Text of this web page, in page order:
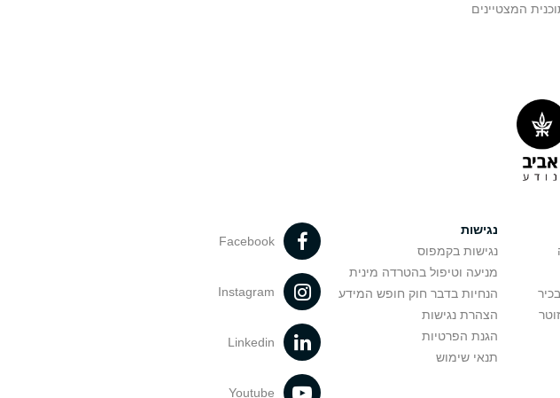
המצטיינים
נגישות
נגישות בקמפוס
מניעה וטיפול בהטרדה מינית
הנחיות בדבר חוק חופש המידע
הצהרת נגישות
הגנת הפרטיות
תנאי שימוש
Facebook
Instagram
Linkedin
Youtube